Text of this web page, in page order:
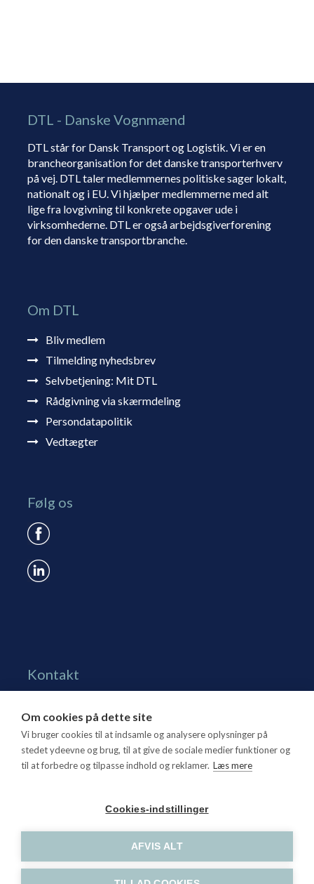
DTL - Danske Vognmænd
DTL står for Dansk Transport og Logistik. Vi er en
brancheorganisation for det danske transporterhverv
på vej. DTL taler medlemmernes politiske sager lokalt,
nationalt og i EU. Vi hjælper medlemmerne med alt
lige fra lovgivning til konkrete opgaver ude i
virksomhederne. DTL er også arbejdsgiverforening
for den danske transportbranche.
Om DTL
Bliv medlem
Tilmelding nyhedsbrev
Selvbetjening: Mit DTL
Rådgivning via skærmdeling
Persondatapolitik
Vedtægter
Følg os
Kontakt
1270 Kbh. K
Tlf. 70 15 95 00
dtl@dtl.eu
Om cookies på dette site
Vi bruger cookies til at indsamle og analysere oplysninger på
stedet ydeevne og brug, til at give de sociale medier funktioner og
til at forbedre og tilpasse indhold og reklamer. Læs mere
Cookies-indstillinger
AFVIS ALT